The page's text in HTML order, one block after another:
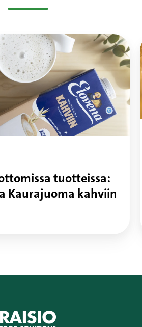
tuotteissa:
Kaurajuoma kahviin